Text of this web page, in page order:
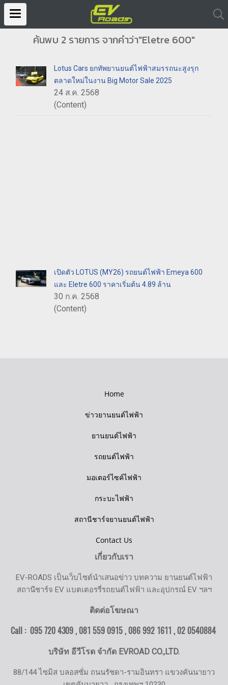
ค้นพบ 2 รายการ จากคำว่า"Eletre 600"
Lotus Cars ยกทัพยานยนต์ไฟฟ้าสมรรถนะสูงรุก
ตลาดใหม่ในงาน Big Motor Sale 2025
24 ส.ค. 2568
(Content)
เปิดตัว LOTUS (MY26) รถยนต์ไฟฟ้า Emeya 600
และ Eletre 600 ราคาเริ่มต้น 4.89 ล้าน
30 ก.ค. 2568
(Content)
Home
ข่าวยานยนต์ไฟฟ้า
ยานยนต์ไฟฟ้า
รถยนต์ไฟฟ้า
มอเตอร์ไซค์ไฟฟ้า
กระบะไฟฟ้า
สถานีชาร์จยานยนต์ไฟฟ้า
Contact Us
เกี่ยวกับเรา
EV-ROADS เป็นเว็บไซต์นำเสนอข่าว บทความ ยานยนต์ไฟฟ้า
สถานีชาร์จ EV แบตเตอรรี่รถยนต์ไฟฟ้า และอุปกรณ์ EV ฯลฯ
ติดต่อโฆษณา
Call : 095 720 4309 , 081 559 0915 , 086 992 1611 ,02 0540884
บริษัท อีวีโรด จำกัด EVROAD CO.,LTD.
88/144 ไซมิส บลอสซั่ม ถนนรัชดา-รามอินทรา แขวงคันนายาว